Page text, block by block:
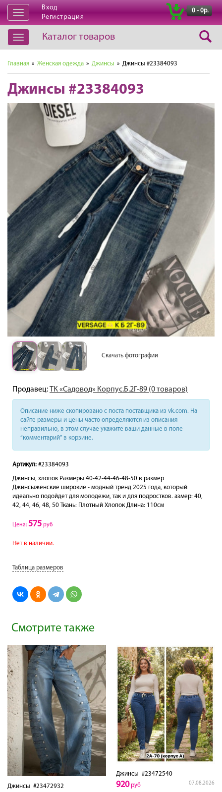
Открыть
навигацию
Вход
Регистрация
0 - 0р.
Открыть
навигацию
Каталог товаров
Главная » Женская одежда » Джинсы » Джинсы #23384093
Джинсы #23384093
Скачать фотографии
Продавец:ТК «Садовод» Корпус.Б.2Г-89 (0 товаров)
Описание ниже скопировано с поста поставщика из vk.com. На
сайте размеры и цены часто определяются из описания
неправильно, в этом случае укажите ваши данные в поле
“комментарий” в корзине.
Артикул: #23384093
Джинсы, хлопок Размеры 40-42-44-46-48-50 в размер
Джинсыженские широкие - модный тренд 2025 года, который
идеально подойдет для молодежи, так и для подростков. азмер: 40,
42, 44, 46, 48, 50 Ткань: Плотный Хлопок Длина: 110см
Цена: 575 руб
Нет в наличии.
Таблица размеров
Смотрите также
Джинсы #23472932
Джинсы #23472540
07.08.2026
920руб